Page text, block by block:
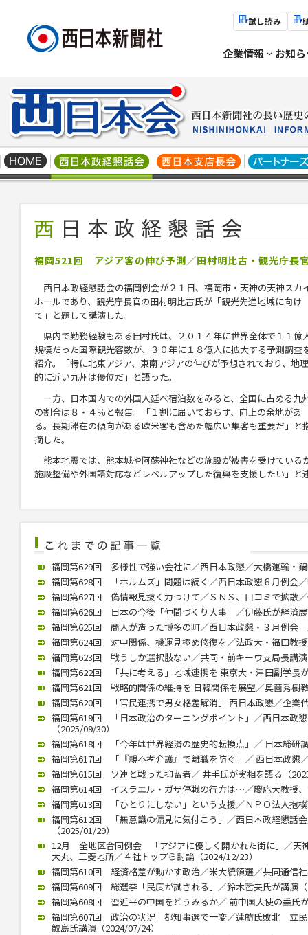
試し読み
企業情報 お知
福岡521回 アジア客の伸び予測／田村明比古・観光庁
西日本政経懇話会の福岡例会が２１日、福岡市・天神の天神スカ
ホールであり、観光庁長官の田村明比古氏が「観光先進地域に向け
て」と題して講演した。
県内で勤務経験もある田村氏は、２０１４年に世界全体で１１億
規模だった国際観光客数が、３０年に１８億人に拡大する予測調査
紹介。「特に北東アジア、東南アジアの伸びが予想されており、地理
的に近い九州は優位だ」と語った。
一方、日本国内での外国人延べ宿泊数をみると、全国に占める九
の割合は８・４％と報告。「１割に届いておらず、向上の余地があ
る。長期滞在の傾向がある欧米客も含めた幅広い集客も重要だ」と
摘した。
熊本地震では、熊本城や阿蘇神社などの施設が被害を受けている
施設整備や外国語対応などレベルアップした復興を支援したい」と
福岡第629回 多様性で強い会社に／西日本政懇／大橋運輸・
福岡第628回 「ホルムズ」問題は続く／西日本政懇６月例会
福岡第627回 偽情報見抜く力つけて／ＳＮＳ、口コミで拡散
福岡第626回 日本の今後「仲間づくり大事」／伊藤氏が経済
福岡第625回 商人が造った博多の町／西日本政懇・３月例会
福岡第624回 対中関係、機運見極め修復を／法政大・福田教
福岡第623回 戦うしか選択肢ない／共同・前キーウ支局長講
福岡第622回 「共に考える」地域連携を 東京大・津田副学長
福岡第621回 戦略的関係の維持を 日韓関係を展望／奥薗秀樹
福岡第620回 「官民連携で男女格差解消」 西日本政懇／企業
福岡第619回 「日本政治のターニングポイント」／西日本政
（2025/09/30）
福岡第618回 「今年は世界経済の歴史的転換点」／ 日本総
福岡第617回 「『親不孝介護』で離職を防ぐ」／ 西日本政懇
福岡第615回 ソ連と戦った抑留者／ 井手氏が実相を語る（
福岡第614回 イスラエル・ガザ停戦の行方は…／慶応大教授
福岡第613回 「ひとりにしない」という支援／ＮＰＯ法人抱
福岡第612回 「無意識の偏見に気付こう」／西日本政経懇話
（2025/01/29）
12月 全地区合同例会 「アジアに優しく開かれた街に」／天
大丸、三菱地所／４社トップら討論（2024/12/23）
福岡第610回 経済格差が動かす政治／米大統領選／共同通信
福岡第609回 総選挙「民度が試される」／鈴木哲夫氏が講演
福岡第608回 習近平の中国をどうみるか／ 前中国大使の垂氏
福岡第607回 政治の状況 都知事選で一変／蓮舫氏敗北 立
鮫島氏講演（2024/07/24）